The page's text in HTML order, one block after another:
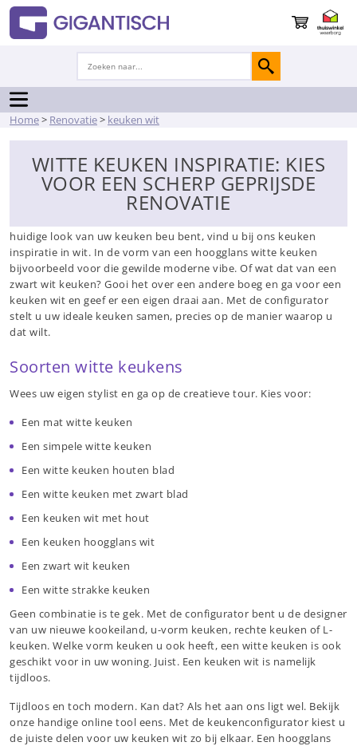
Home> Renovatie> keuken wit
WITTE KEUKEN INSPIRATIE: KIES
VOOR EEN SCHERP GEPRIJSDE
RENOVATIE
huidige look van uw keuken beu bent, vind u bij ons keuken
inspiratie in wit. In de vorm van een hoogglans witte keuken
bijvoorbeeld voor die gewilde moderne vibe. Of wat dat van een
zwart wit keuken? Gooi het over een andere boeg en ga voor een
keuken wit en geef er een eigen draai aan. Met de configurator
stelt u uw ideale keuken samen, precies op de manier waarop u
dat wilt.
Soorten witte keukens
Wees uw eigen stylist en ga op de creatieve tour. Kies voor:
Een mat witte keuken
Een simpele witte keuken
Een witte keuken houten blad
Een witte keuken met zwart blad
Een keuken wit met hout
Een keuken hoogglans wit
Een zwart wit keuken
Een witte strakke keuken
Geen combinatie is te gek. Met de configurator bent u de designer
van uw nieuwe kookeiland, u-vorm keuken, rechte keuken of L-
keuken. Welke vorm keuken u ook heeft, een witte keuken is ook
geschikt voor in uw woning. Juist. Een keuken wit is namelijk
tijdloos.
Tijdloos en toch modern. Kan dat? Als het aan ons ligt wel. Bekijk
onze handige online tool eens. Met de keukenconfigurator kiest u
de juiste delen voor uw keuken wit zo bij elkaar. Een hoogglans